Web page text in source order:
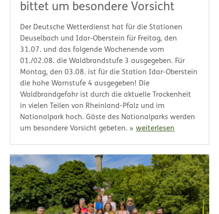
bittet um besondere Vorsicht
Der Deutsche Wetterdienst hat für die Stationen
Deuselbach und Idar-Oberstein für Freitag, den
31.07. und das folgende Wochenende vom
01./02.08. die Waldbrandstufe 3 ausgegeben. Für
Montag, den 03.08. ist für die Station Idar-Oberstein
die hohe Warnstufe 4 ausgegeben! Die
Waldbrandgefahr ist durch die aktuelle Trockenheit
in vielen Teilen von Rheinland-Pfalz und im
Nationalpark hoch. Gäste des Nationalparks werden
um besondere Vorsicht gebeten.
weiterlesen